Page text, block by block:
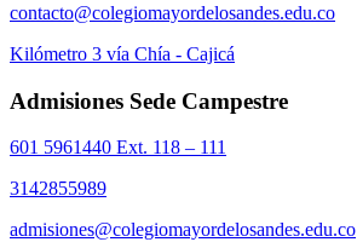
contacto@colegiomayordelosandes.edu.co
Kilómetro 3 vía Chía - Cajicá
Admisiones Sede Campestre
601 5961440 Ext. 118 – 111
3142855989
admisiones@colegiomayordelosandes.edu.co